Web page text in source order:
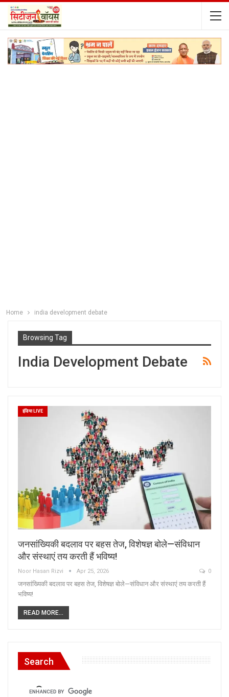
Home india development debate
Browsing Tag
India Development Debate
इंडिया LIVE
जनसांख्यिकी बदलाव पर बहस तेज, विशेषज्ञ बोले—संविधान
और संस्थाएं तय करती हैं भविष्य!
Noor Hasan Rizvi Apr 25, 2026 0
जनसांख्यिकी बदलाव पर बहस तेज, विशेषज्ञ बोले—संविधान और संस्थाएं तय करती हैं
भविष्य!
READ MORE...
Search